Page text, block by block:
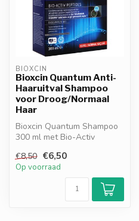
BIOXCIN
Bioxcin Quantum Anti-
Haaruitval Shampoo
voor Droog/Normaal
Haar
Bioxcin Quantum Shampoo
300 ml met Bio-Activ
B11. Helpt h...
€8,50 €6,50
Op voorraad